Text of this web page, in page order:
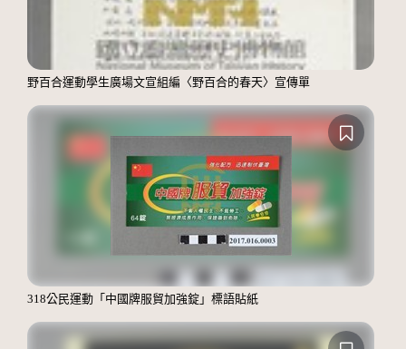
野百合運動學生廣場文宣組編〈野百合的春天〉宣傳單
318公民運動「中國牌服貿加強錠」標語貼紙